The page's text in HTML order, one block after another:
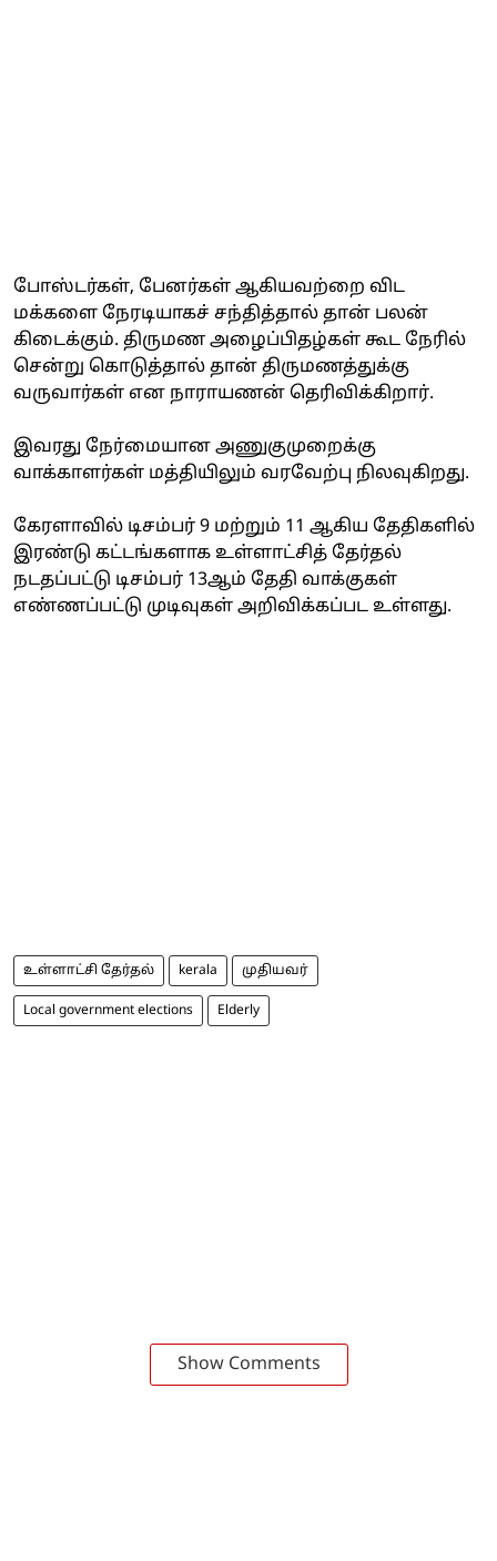
போஸ்டர்கள், பேனர்கள் ஆகியவற்றை விட
மக்களை நேரடியாகச் சந்தித்தால் தான் பலன்
கிடைக்கும். திருமண அழைப்பிதழ்கள் கூட நேரில்
சென்று கொடுத்தால் தான் திருமணத்துக்கு
வருவார்கள் என நாராயணன் தெரிவிக்கிறார்.
இவரது நேர்மையான அணுகுமுறைக்கு
வாக்காளர்கள் மத்தியிலும் வரவேற்பு நிலவுகிறது.
கேரளாவில் டிசம்பர் 9 மற்றும் 11 ஆகிய தேதிகளில்
இரண்டு கட்டங்களாக உள்ளாட்சித் தேர்தல்
நடதப்பட்டு டிசம்பர் 13ஆம் தேதி வாக்குகள்
எண்ணப்பட்டு முடிவுகள் அறிவிக்கப்பட உள்ளது.
உள்ளாட்சி தேர்தல் kerala முதியவர்
Local government elections Elderly
Show Comments